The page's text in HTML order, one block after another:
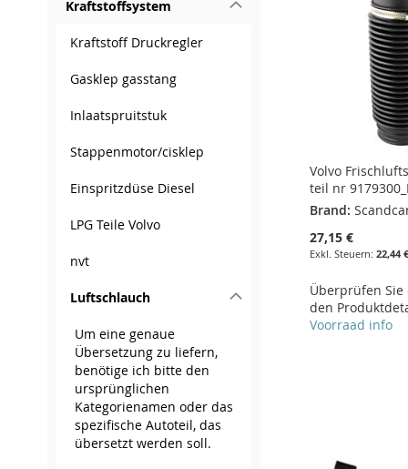
HINZUFÜGEN
Volvo
teil nr
Brand:
27,15 €
22,44 €
Überprüfen
den
Voorraad info
In den Warenkorb
ZUR
WUNSCHLISTE
HINZUFÜGEN
ZUR
VERGLEICHSLISTE
In den Warenkorb
ZUR
In den Warenkorb
ZUR
WUNSCHLISTE
ZUR
In den Warenkorb
ZUR
WUNSCHLISTE
ZUR
Kraftstoffsystem
Kraftstoff Druckregler
Gasklep gasstang
Inlaatspruitstuk
Stappenmotor/cisklep
Einspritzdüse Diesel
LPG Teile Volvo
nvt
Luftschlauch
Um eine genaue
Übersetzung zu liefern,
benötige ich bitte den
ursprünglichen
Kategorienamen oder das
spezifische Autoteil, das
übersetzt werden soll.